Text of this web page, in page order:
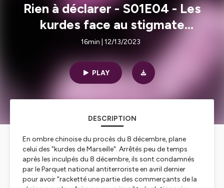
Rien à déclarer - S01E04 - Les
kurdes face au stigmate
terroriste
16min | 12/13/2023
PLAY
DESCRIPTION
En ombre chinoise du procès du 8 décembre, plane
celui des "kurdes de Marseille". Arrêtés peu de temps
après les inculpés du 8 décembre, ils sont condamnés
par le Parquet national antiterroriste en avril dernier
pour avoir "racketté une partie des commerçants de la